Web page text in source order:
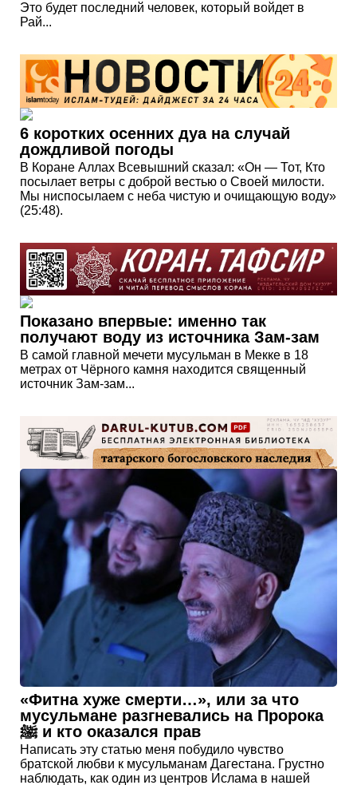
Это будет последний человек, который войдет в
Рай...
6 коротких осенних дуа на случай
дождливой погоды
В Коране Аллах Всевышний сказал: «Он — Тот, Кто
посылает ветры с доброй вестью о Своей милости.
Мы ниспосылаем с неба чистую и очищающую воду»
(25:48).
Показано впервые: именно так
получают воду из источника Зам-зам
В самой главной мечети мусульман в Мекке в 18
метрах от Чёрного камня находится священный
источник Зам-зам...
«Фитна хуже смерти…», или за что
мусульмане разгневались на Пророка
ﷺ и кто оказался прав
Написать эту статью меня побудило чувство
братской любви к мусульманам Дагестана. Грустно
наблюдать, как один из центров Ислама в нашей